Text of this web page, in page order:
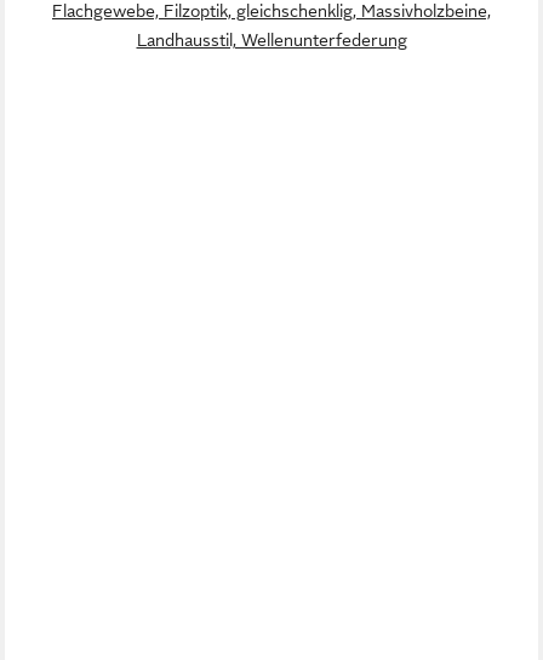
Flachgewebe, Filzoptik, gleichschenklig, Massivholzbeine,
Landhausstil, Wellenunterfederung